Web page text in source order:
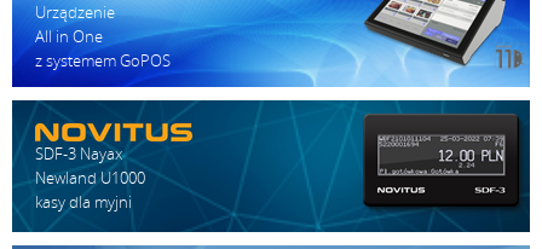
Urządzenie
All in One
z systemem GoPOS
SDF-3 Nayax
Newland U1000
kasy dla myjni